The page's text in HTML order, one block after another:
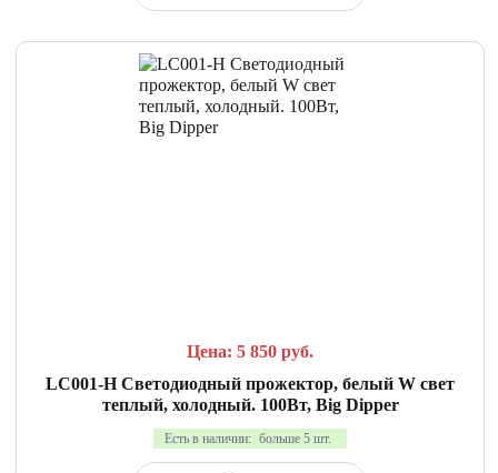
Цена: 5 850 руб.
LC001-H Светодиодный прожектор, белый W свет
теплый, холодный. 100Вт, Big Dipper
Есть в наличии: больше 5 шт.